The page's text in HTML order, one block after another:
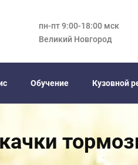
пн-пт 9:00-18:00 мск
Великий Новгород
Обучение Кузовной